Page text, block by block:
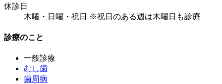
休診日
木曜・日曜・祝日 ※祝日のある週は木曜日も診療
診療のこと
一般診療
むし歯
歯周病